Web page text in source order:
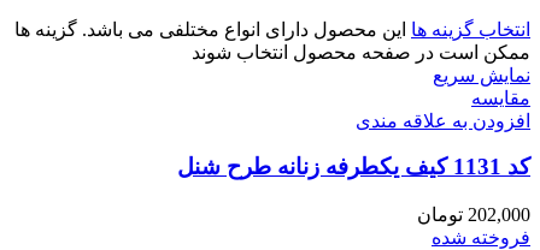
انتخاب گزینه ها این محصول دارای انواع مختلفی می باشد. گزینه ها
ممکن است در صفحه محصول انتخاب شوند
نمایش سریع
مقايسه
افزودن به علاقه مندی
کد 1131 کیف یکطرفه زنانه طرح شنل
202,000 تومان
فروخته شده